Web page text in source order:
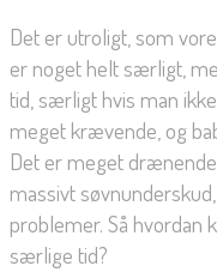
Det er utroligt, som
er noget helt særligt,
tid, særligt hvis man
meget krævende, og
Det er meget
massivt
problemer. Så hvordan
særlige tid?